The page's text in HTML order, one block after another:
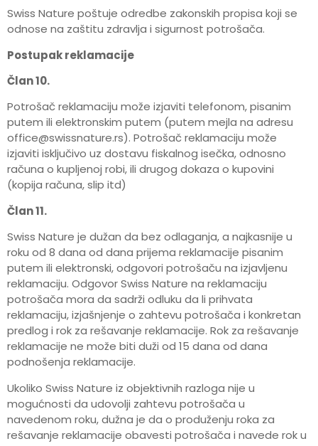
Swiss Nature poštuje odredbe zakonskih propisa koji se
odnose na zaštitu zdravlja i sigurnost potrošača.
Postupak reklamacije
Član 10.
Potrošač reklamaciju može izjaviti telefonom, pisanim
putem ili elektronskim putem (putem mejla na adresu
office@swissnature.rs). Potrošač reklamaciju može
izjaviti isključivo uz dostavu fiskalnog isečka, odnosno
računa o kupljenoj robi, ili drugog dokaza o kupovini
(kopija računa, slip itd)
Član 11.
Swiss Nature je dužan da bez odlaganja, a najkasnije u
roku od 8 dana od dana prijema reklamacije pisanim
putem ili elektronski, odgovori potrošaču na izjavljenu
reklamaciju. Odgovor Swiss Nature na reklamaciju
potrošača mora da sadrži odluku da li prihvata
reklamaciju, izjašnjenje o zahtevu potrošača i konkretan
predlog i rok za rešavanje reklamacije. Rok za rešavanje
reklamacije ne može biti duži od 15 dana od dana
podnošenja reklamacije.
Ukoliko Swiss Nature iz objektivnih razloga nije u
mogućnosti da udovolji zahtevu potrošača u
navedenom roku, dužna je da o produženju roka za
rešavanje reklamacije obavesti potrošača i navede rok u